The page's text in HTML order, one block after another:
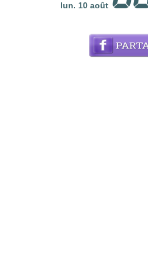
lun. 10 août